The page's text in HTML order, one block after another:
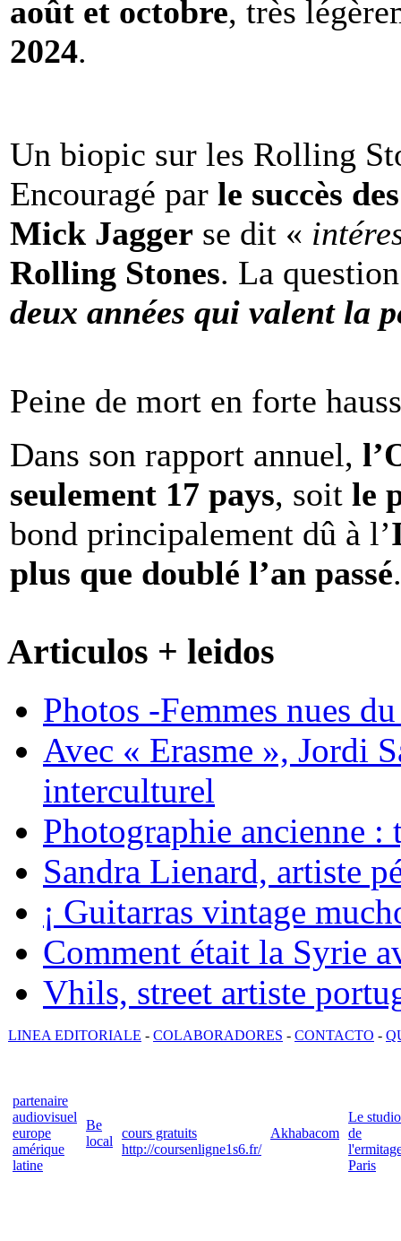
août et octobre, très
2024.
Un biopic sur les Rolling
Encouragé par le succès
Mick Jagger se dit «
Rolling Stones. La
deux années qui valent la
Peine de mort en forte
Dans son rapport annuel,
seulement 17 pays, soit le
bond principalement dû à l’
plus que doublé l’an passé.
Articulos + leidos
Photos -Femmes nues
Avec « Erasme », Jordi
interculturel
Photographie ancienne :
Sandra Lienard, artiste
¡ Guitarras vintage
Comment était la Syrie
Vhils, street artiste
LINEA EDITORIALE - COLABORADORES - CONTACTO -
partenaire
audiovisuel
europe
amérique
latine
Be
local
cours gratuits
http://coursenligne1s6.fr/
Akhabacom
Le studio
de
Paris